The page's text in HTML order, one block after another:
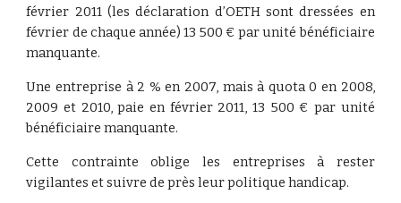
février 2011 (les déclaration d’OETH sont dressées en
février de chaque année) 13 500 € par unité bénéficiaire
manquante.
Une entreprise à 2 % en 2007, mais à quota 0 en 2008,
2009 et 2010, paie en février 2011, 13 500 € par unité
bénéficiaire manquante.
Cette contrainte oblige les entreprises à rester
vigilantes et suivre de près leur politique handicap.